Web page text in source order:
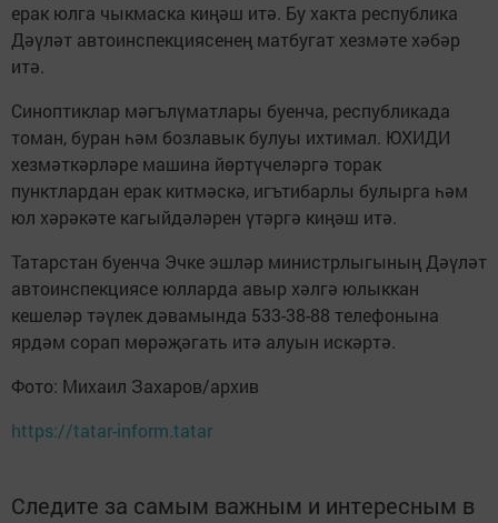
ерак юлга чыкмаска киңәш итә. Бу хакта республика
Дәүләт автоинспекциясенең матбугат хезмәте хәбәр
итә.
Синоптиклар мәгълүматлары буенча, республикада
томан, буран һәм бозлавык булуы ихтимал. ЮХИДИ
хезмәткәрләре машина йөртүчеләргә торак
пунктлардан ерак китмәскә, игътибарлы булырга һәм
юл хәрәкәте кагыйдәләрен үтәргә киңәш итә.
Татарстан буенча Эчке эшләр министрлыгының Дәүләт
автоинспекциясе юлларда авыр хәлгә юлыккан
кешеләр тәүлек дәвамында 533-38-88 телефонына
ярдәм сорап мөрәҗәгать итә алуын искәртә.
Фото: Михаил Захаров/архив
https://tatar-inform.tatar
Следите за самым важным и интересным в